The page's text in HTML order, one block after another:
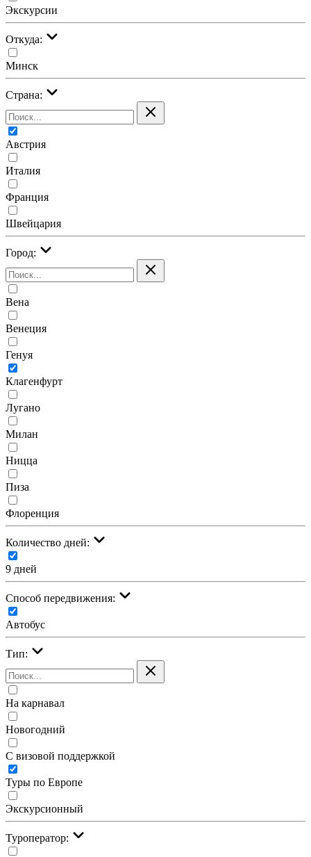
Экскурсии
Откуда:
Минск
Страна:
Австрия
Италия
Франция
Швейцария
Город:
Вена
Венеция
Генуя
Клагенфурт
Лугано
Милан
Ницца
Пиза
Флоренция
Количество дней:
9 дней
Cпособ передвижения:
Автобус
Тип:
На карнавал
Новогодний
С визовой поддержкой
Туры по Европе
Экскурсионный
Туроператор: